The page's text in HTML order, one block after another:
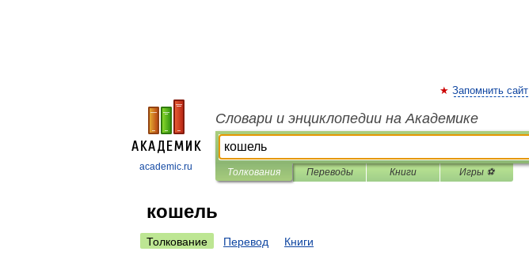
academic.ru
Запомнить сайт
Словари и энциклопедии на Академике
Толкования Переводы Книги Игры ⚽
кошель
Толкование Перевод Книги